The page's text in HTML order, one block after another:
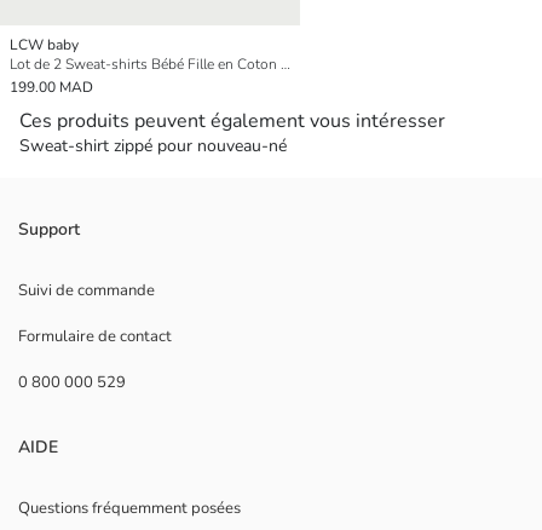
LCW baby
Lot de 2 Sweat-shirts Bébé Fille en Coton Imprimé à Manches Longues Col Rond
199.00 MAD
Ces produits peuvent également vous intéresser
Sweat-shirt zippé pour nouveau-né
Support
Suivi de commande
Formulaire de contact
0 800 000 529
AIDE
Questions fréquemment posées